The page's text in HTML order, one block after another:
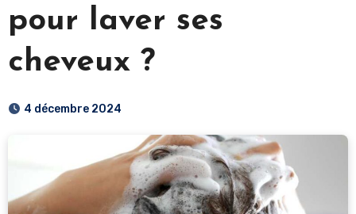
pour laver ses
cheveux ?
4 décembre 2024